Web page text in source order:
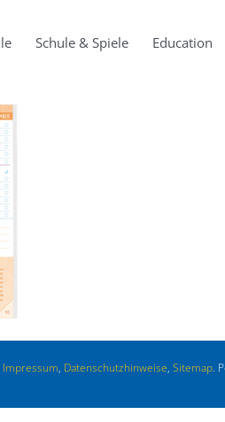
Schule & Spiele Education
Impressum, Datenschutzhinweise, Sitemap.